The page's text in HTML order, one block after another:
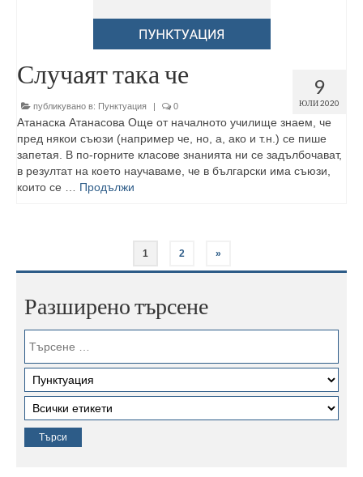
9
ЮЛИ 2020
Случаят така че
публикувано в: Пунктуация | 0
Атанаска Атанасова Още от началното училище знаем, че
пред някои съюзи (например че, но, а, ако и т.н.) се пише
запетая. В по-горните класове знанията ни се задълбочават,
в резултат на което научаваме, че в български има съюзи,
които се … Продължи
1 2 »
Разширено търсене